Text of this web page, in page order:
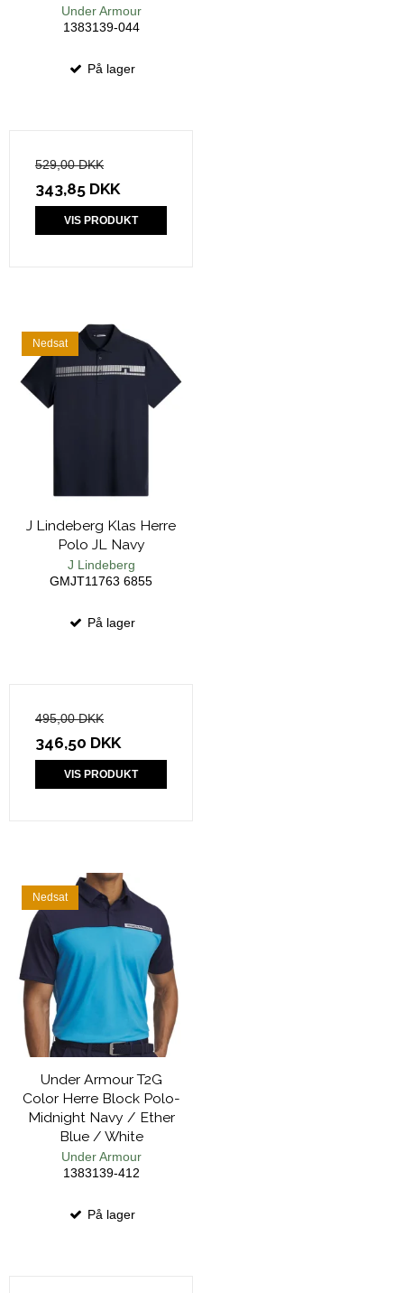
Under Armour
1383139-044
På lager
529,00 DKK
343,85 DKK
VIS PRODUKT
Nedsat
J Lindeberg Klas Herre
Polo JL Navy
J Lindeberg
GMJT11763 6855
På lager
495,00 DKK
346,50 DKK
VIS PRODUKT
Nedsat
Under Armour T2G
Color Herre Block Polo-
Midnight Navy / Ether
Blue / White
Under Armour
1383139-412
På lager